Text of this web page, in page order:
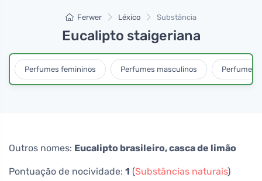
Ferwer Léxico Substância
Eucalipto staigeriana
Perfumes femininos Perfumes masculinos Perfumes
Outros nomes: Eucalipto brasileiro, casca de limão
Pontuação de nocividade: 1 (Substâncias naturais)